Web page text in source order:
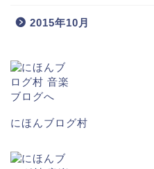
2015年10月
にほんブログ村